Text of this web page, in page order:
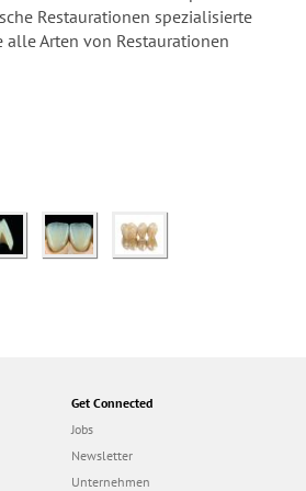
Restaurationen spezialisierte
alle Arten von Restaurationen
Get Connected
Jobs
Newsletter
Unternehmen